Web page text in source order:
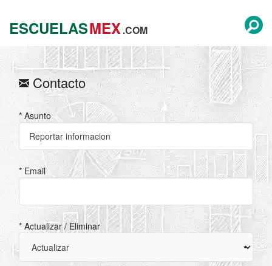
ESCUELASMEX.COM
Contacto
* Asunto
* Email
* Actualizar / Eliminar